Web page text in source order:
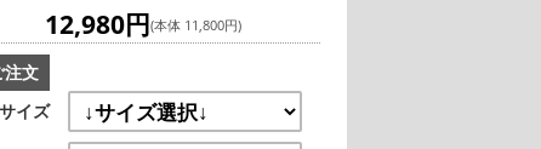
12,980円(本体 11,800円)
注文
サイズ